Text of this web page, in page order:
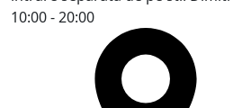
10:00 - 20:00